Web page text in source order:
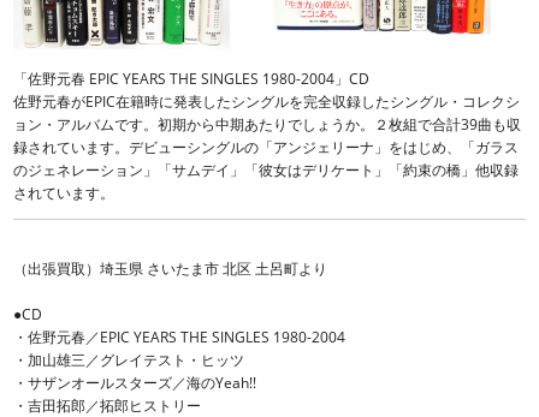
「佐野元春 EPIC YEARS THE SINGLES 1980-2004」CD
佐野元春がEPIC在籍時に発表したシングルを完全収録したシングル・コレクシ
ョン・アルバムです。初期から中期あたりでしょうか。２枚組で合計39曲も収
録されています。デビューシングルの「アンジェリーナ」をはじめ、「ガラス
のジェネレーション」「サムデイ」「彼女はデリケート」「約束の橋」他収録
されています。
（出張買取）埼玉県 さいたま市 北区 土呂町より
●CD
・佐野元春／EPIC YEARS THE SINGLES 1980-2004
・加山雄三／グレイテスト・ヒッツ
・サザンオールスターズ／海のYeah!!
・吉田拓郎／拓郎ヒストリー